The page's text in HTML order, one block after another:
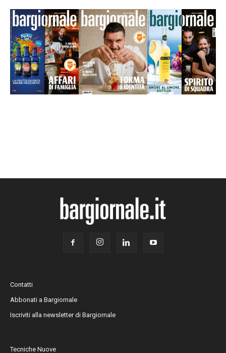
Contatti
Abbonati a Bargiornale
Iscriviti alla newsletter di Bargiornale
Tecniche Nuove